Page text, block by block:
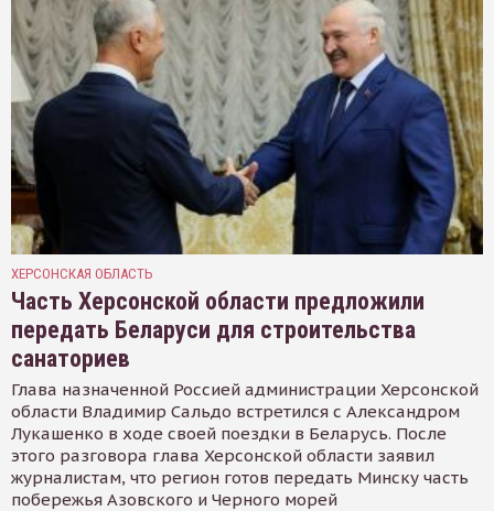
ХЕРСОНСКАЯ ОБЛАСТЬ
Часть Херсонской области предложили
передать Беларуси для строительства
санаториев
Глава назначенной Россией администрации Херсонской
области Владимир Сальдо встретился с Александром
Лукашенко в ходе своей поездки в Беларусь. После
этого разговора глава Херсонской области заявил
журналистам, что регион готов передать Минску часть
побережья Азовского и Черного морей